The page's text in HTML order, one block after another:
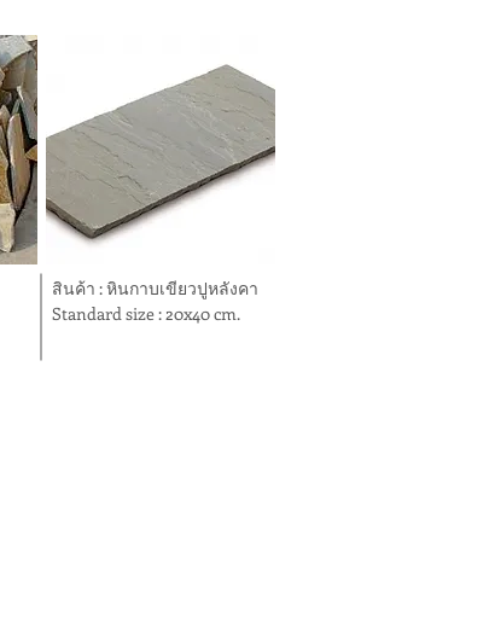
สินค้า : หินกาบเขียวปูหลังคา
Standard size : 20x40 cm.